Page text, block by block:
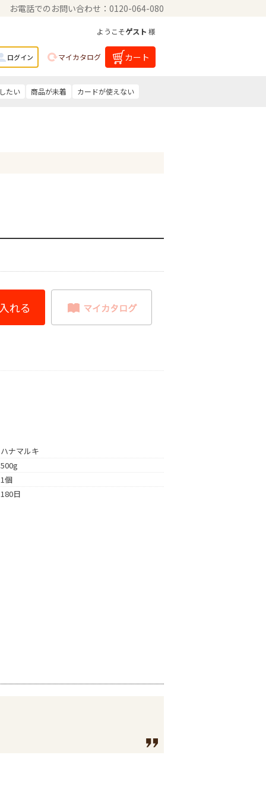
お電話でのお問い合わせ：0120-064-080
ようこそゲスト 様
ログイン マイカタログ カート
たい 商品が未着 カードが使えない
ハナマルキ
500g
1個
180日